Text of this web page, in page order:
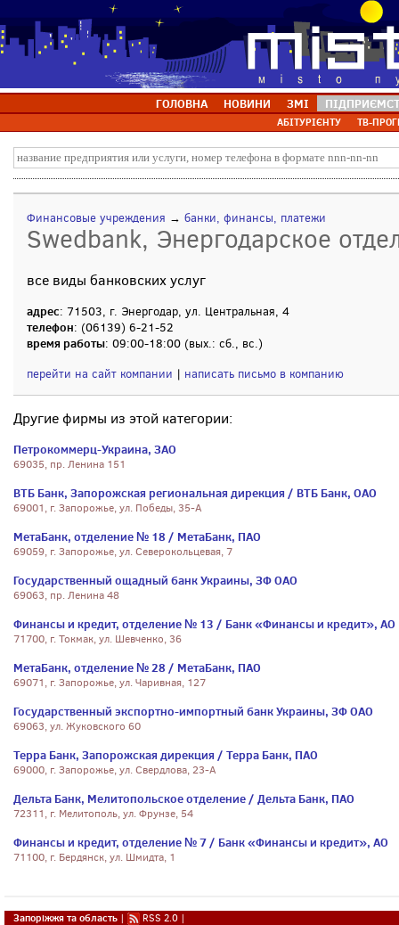
ГОЛОВНА НОВИНИ ЗМІ
АБІТУРІЄНТУ ТВ-
Финансовые учреждения → банки, финансы, платежи
Swedbank, Энергодарское
все виды банковских услуг
адрес: 71503, г. Энергодар, ул. Центральная, 4
телефон: (06139) 6-21-52
время работы: 09:00-18:00 (вых.: сб., вс.)
перейти на сайт компании | написать письмо в компанию
Другие фирмы из этой категории:
Петрокоммерц-Украина, ЗАО
69035, пр. Ленина 151
ВТБ Банк, Запорожская региональная дирекция / ВТБ Банк, ОАО
69001, г. Запорожье, ул. Победы, 35-А
МетаБанк, отделение № 18 / МетаБанк, ПАО
69059, г. Запорожье, ул. Северокольцевая, 7
Государственный ощадный банк Украины, ЗФ ОАО
69063, пр. Ленина 48
Финансы и кредит, отделение № 13 / Банк «Финансы и кредит», АО
71700, г. Токмак, ул. Шевченко, 36
МетаБанк, отделение № 28 / МетаБанк, ПАО
69071, г. Запорожье, ул. Чаривная, 127
Государственный экспортно-импортный банк Украины, ЗФ ОАО
69063, ул. Жуковского 60
Терра Банк, Запорожская дирекция / Терра Банк, ПАО
69000, г. Запорожье, ул. Свердлова, 23-А
Дельта Банк, Мелитопольское отделение / Дельта Банк, ПАО
72311, г. Мелитополь, ул. Фрунзе, 54
Финансы и кредит, отделение № 7 / Банк «Финансы и кредит», АО
71100, г. Бердянск, ул. Шмидта, 1
Запоріжжя та область | RSS 2.0 |